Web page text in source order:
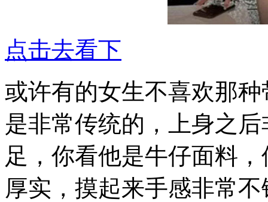
点击去看下
或许有的女生不喜欢那
是非常传统的，上身之
足，你看他是牛仔面料
厚实，摸起来手感非常